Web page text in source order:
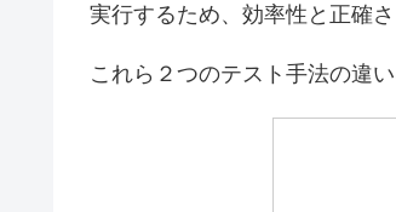
実行するため、効率性と正確
これら２つのテスト手法の違